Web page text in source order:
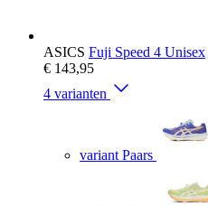
ASICS Fuji Speed 4 Unisex
€ 143,95
4 varianten
variant Paars